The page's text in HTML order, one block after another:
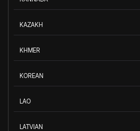
KAZAKH
KHMER
KOREAN
LAO
LATVIAN